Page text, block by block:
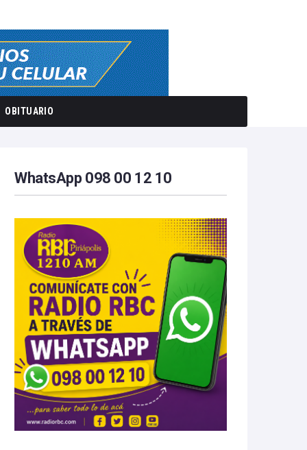
OBITUARIO
WhatsApp 098 00 12 10